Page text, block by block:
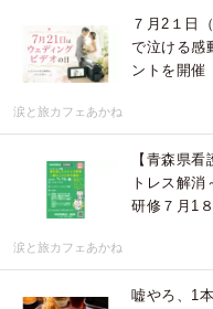
７月2１日
で泣ける感
ントを開催
涙と旅カフェあかね
【青森県
トレス解消
研修７月1
涙と旅カフェあかね
嘘やろ、1